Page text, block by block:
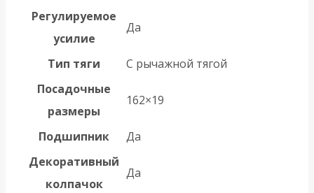
Регулируемое
усилие
Да
Тип тяги
С рычажной тягой
Посадочные
размеры
162×19
Подшипник
Да
Декоративный
колпачок
Да